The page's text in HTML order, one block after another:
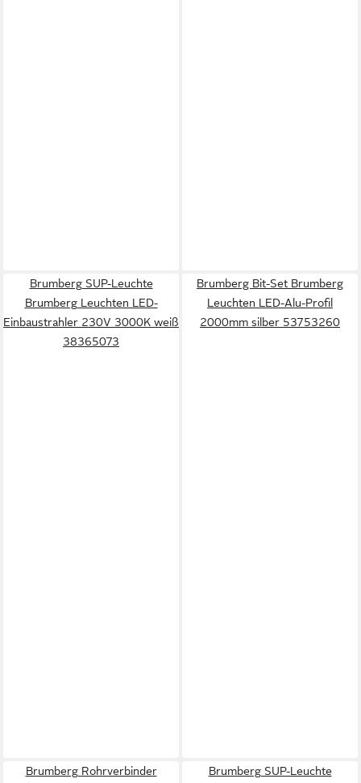
Brumberg SUP-Leuchte
Brumberg Leuchten LED-
Einbaustrahler 230V 3000K weiß
38365073
Brumberg Bit-Set Brumberg
Leuchten LED-Alu-Profil
2000mm silber 53753260
Brumberg Rohrverbinder
Brumberg SUP-Leuchte